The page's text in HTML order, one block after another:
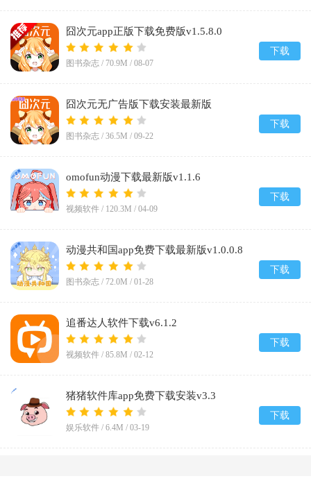
囧次元app正版下载免费版v1.5.8.0
图书杂志 / 70.9M / 08-07
下载
囧次元无广告版下载安装最新版
2026v1.5.8.0
图书杂志 / 36.5M / 09-22
下载
omofun动漫下载最新版v1.1.6
视频软件 / 120.3M / 04-09
下载
动漫共和国app免费下载最新版v1.0.0.8
图书杂志 / 72.0M / 01-28
下载
追番达人软件下载v6.1.2
视频软件 / 85.8M / 02-12
下载
猪猪软件库app免费下载安装v3.3
娱乐软件 / 6.4M / 03-19
下载